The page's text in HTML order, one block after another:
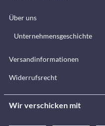
Über uns
Unternehmensgeschichte
Versandinformationen
Widerrufsrecht
Wir verschicken mit